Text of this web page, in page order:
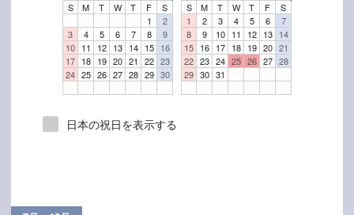
S M T W T F
S
1
2
3
4 5 6 7 8
9
10 11 12 13 14 15 16
17 18 19 20 21 22 23
24 25 26 27 28 29 30
S M T W T F
S
1
2 3 4 5 6
7
8
9 10 11 12 13 14
15 16 17 18 19 20 21
22 23 24 25 26 27 28
29 30 31
日本の祝日を表示する